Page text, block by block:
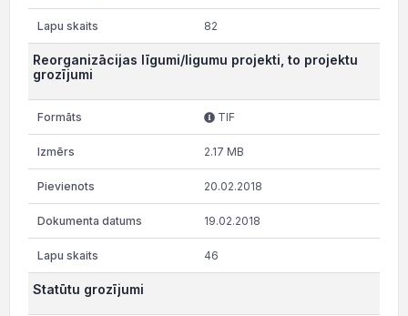
82
Reorganizācijas līgumi/ligumu projekti, to projektu
grozījumi
TIF
2.17 MB
20.02.2018
19.02.2018
46
Statūtu grozījumi